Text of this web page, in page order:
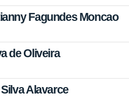
Fagundes Moncao
de Oliveira
Alavarce